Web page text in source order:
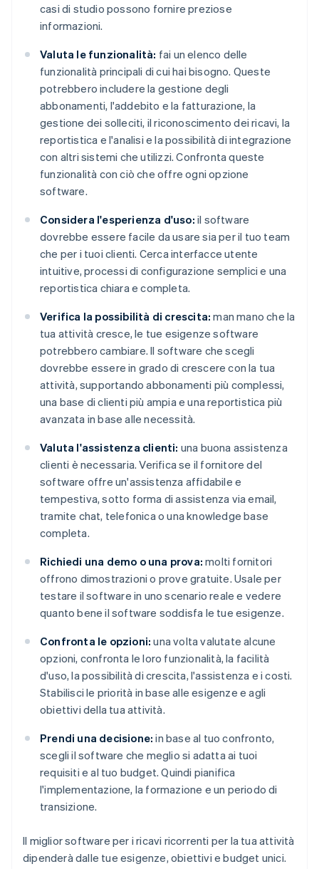
casi di studio possono fornire preziose
informazioni.
Valuta le funzionalità: fai un elenco delle
funzionalità principali di cui hai bisogno. Queste
potrebbero includere la gestione degli
abbonamenti, l'addebito e la fatturazione, la
gestione dei solleciti, il riconoscimento dei ricavi, la
reportistica e l'analisi e la possibilità di integrazione
con altri sistemi che utilizzi. Confronta queste
funzionalità con ciò che offre ogni opzione
software.
Considera l'esperienza d'uso: il software
dovrebbe essere facile da usare sia per il tuo team
che per i tuoi clienti. Cerca interfacce utente
intuitive, processi di configurazione semplici e una
reportistica chiara e completa.
Verifica la possibilità di crescita: man mano che la
tua attività cresce, le tue esigenze software
potrebbero cambiare. Il software che scegli
dovrebbe essere in grado di crescere con la tua
attività, supportando abbonamenti più complessi,
una base di clienti più ampia e una reportistica più
avanzata in base alle necessità.
Valuta l'assistenza clienti: una buona assistenza
clienti è necessaria. Verifica se il fornitore del
software offre un'assistenza affidabile e
tempestiva, sotto forma di assistenza via email,
tramite chat, telefonica o una knowledge base
completa.
Richiedi una demo o una prova: molti fornitori
offrono dimostrazioni o prove gratuite. Usale per
testare il software in uno scenario reale e vedere
quanto bene il software soddisfa le tue esigenze.
Confronta le opzioni: una volta valutate alcune
opzioni, confronta le loro funzionalità, la facilità
d'uso, la possibilità di crescita, l'assistenza e i costi.
Stabilisci le priorità in base alle esigenze e agli
obiettivi della tua attività.
Prendi una decisione: in base al tuo confronto,
scegli il software che meglio si adatta ai tuoi
requisiti e al tuo budget. Quindi pianifica
l'implementazione, la formazione e un periodo di
transizione.
Il miglior software per i ricavi ricorrenti per la tua attività
dipenderà dalle tue esigenze, obiettivi e budget unici.